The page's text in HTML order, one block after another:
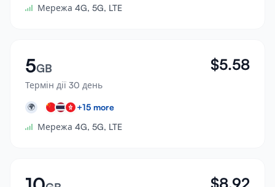
Мережа 4G, 5G, LTE
5GB
Термін дії 30 день
$5.58
🌍 +15 more
Мережа 4G, 5G, LTE
$8.92